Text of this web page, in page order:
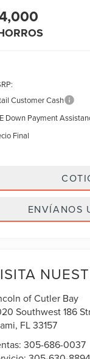
Customer Cash
Down Payment
Final
ENVÍANOS
of Cutler Bay
Southwest 186
, FL33157
305-686-0037